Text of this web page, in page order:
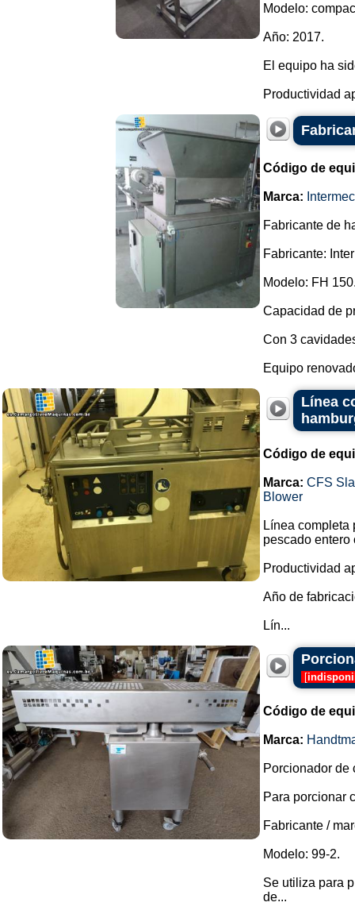
Modelo:
Año: 2017.
El equipo ha
Productividad
Código de
Marca: Intermec
Fabricante de
Fabricante:
Modelo: FH
Capacidad de
Con 3
Equipo
Línea
Código de
Marca: CFS
Blower
Línea completa
pescado entero
Productividad
Año de
Lín...
[
Código de
Marca:
Porcionador de
Para porcionar
Fabricante /
Modelo: 99-2.
Se utiliza para
de...